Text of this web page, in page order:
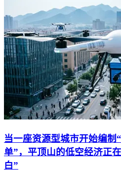
当一座资源型城市开始编制
单”，平顶山的低空经济正
白”